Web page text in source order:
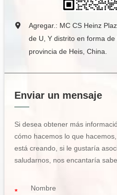
Agregar.: MC CS Heinz
de U, Y distrito en forma de
provincia de Heis, China.
Enviar un mensaje
Si desea obtener más
cómo hacemos lo que
está creando, si le gustaría
saludarnos, nos encantaría